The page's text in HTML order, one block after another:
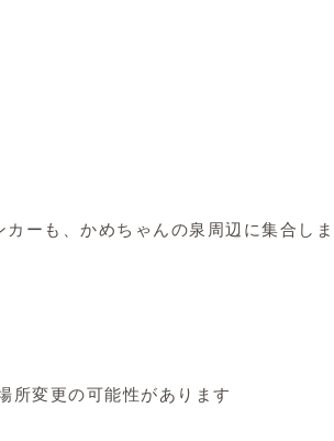
ーも、かめちゃんの泉周辺に集合し
変更の可能性があります